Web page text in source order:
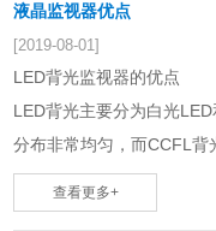
液晶监视器优点
[2019-08-01]
LED背光监视器的优点 首先我们来了解下LED背光的分类。目前
LED背光主要分为白光
分布非常均匀，而CCFL背
它们的分布相对于LED背
发光更加均匀的特点。 此外，普通CCFL背光源的使用寿命为
查看更多+